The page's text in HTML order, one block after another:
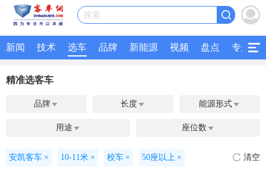
搜索
新闻 技术 选车 品牌 新能源 视频 盘点 专题
精准选客车
品牌  长度  能源形式 
用途  座位数 
安凯客车 × 10-11米 × 校车 × 50座以上 × 清空